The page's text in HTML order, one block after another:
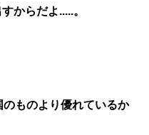
からだよ.....。
ものより優れているか